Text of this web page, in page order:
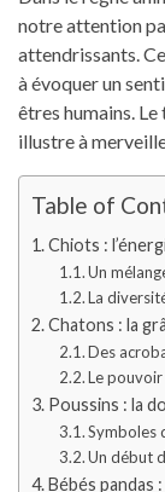
notre attention
attendrissants.
à évoquer un
êtres humains.
illustre à
Table of
Chiots :
Un
La
Chatons : la
Des
Le
Poussins : la
Symboles
Un début
Bébés pandas